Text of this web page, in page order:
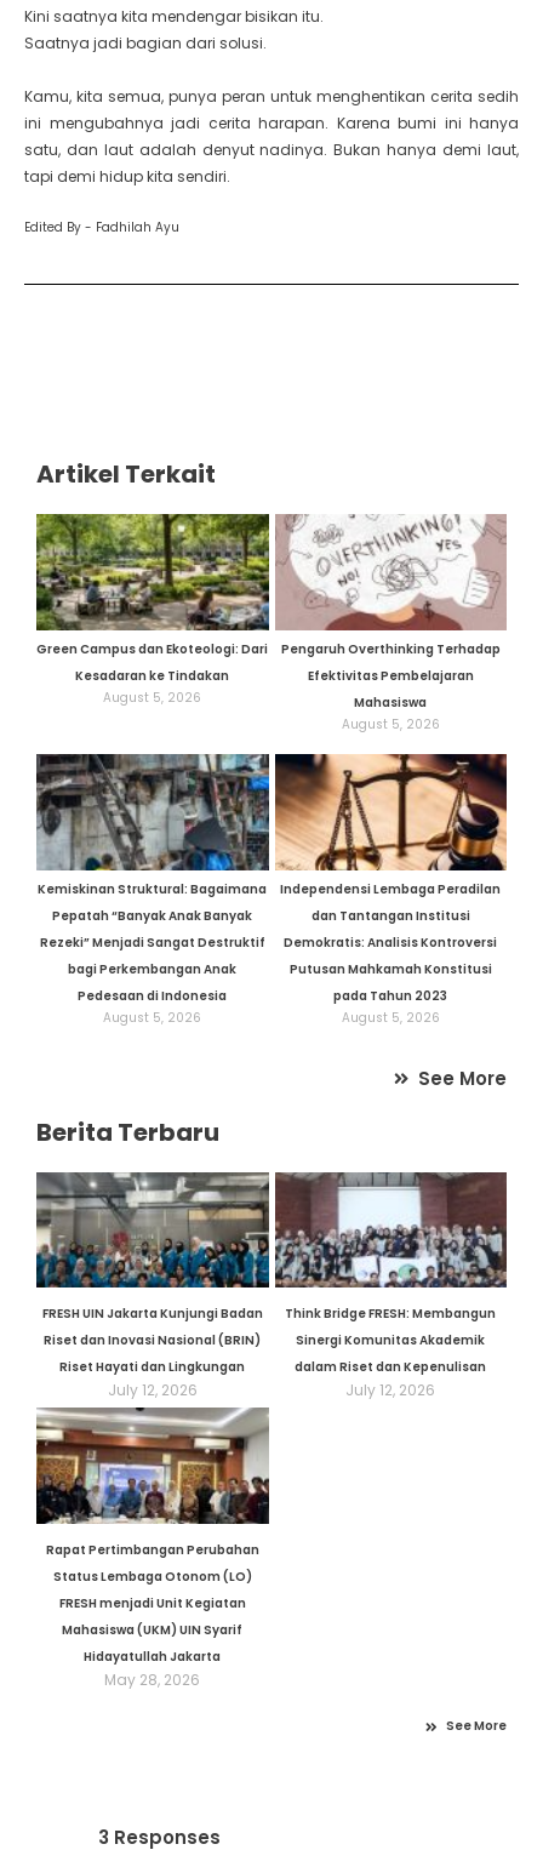
Kini saatnya kita mendengar bisikan itu.
Saatnya jadi bagian dari solusi.
Kamu, kita semua, punya peran untuk menghentikan cerita sedih
ini mengubahnya jadi cerita harapan. Karena bumi ini hanya
satu, dan laut adalah denyut nadinya. Bukan hanya demi laut,
tapi demi hidup kita sendiri.
Edited By - Fadhilah Ayu
Artikel Terkait
Green Campus dan Ekoteologi: Dari
Kesadaran ke Tindakan
August 5, 2026
Pengaruh Overthinking Terhadap
Efektivitas Pembelajaran
Mahasiswa
August 5, 2026
Kemiskinan Struktural: Bagaimana
Pepatah “Banyak Anak Banyak
Rezeki” Menjadi Sangat Destruktif
bagi Perkembangan Anak
Pedesaan di Indonesia
August 5, 2026
Independensi Lembaga Peradilan
dan Tantangan Institusi
Demokratis: Analisis Kontroversi
Putusan Mahkamah Konstitusi
pada Tahun 2023
August 5, 2026
See More
Berita Terbaru
FRESH UIN Jakarta Kunjungi Badan
Riset dan Inovasi Nasional (BRIN)
Riset Hayati dan Lingkungan
July 12, 2026
Think Bridge FRESH: Membangun
Sinergi Komunitas Akademik
dalam Riset dan Kepenulisan
July 12, 2026
Rapat Pertimbangan Perubahan
Status Lembaga Otonom (LO)
FRESH menjadi Unit Kegiatan
Mahasiswa (UKM) UIN Syarif
Hidayatullah Jakarta
May 28, 2026
See More
3 Responses